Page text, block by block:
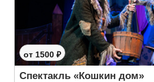
от 1500 ₽
Спектакль «Кошкин дом»